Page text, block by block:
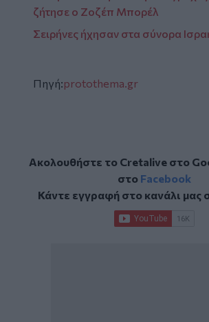
ζήτησε ο Ζοζέπ Μπορέλ
Σειρήνες ήχησαν στα σύνορα
Πηγή:protothema.gr
Ακολουθήστε το Cretalive στο
στο Facebook
Κάντε εγγραφή στο κανάλι μας